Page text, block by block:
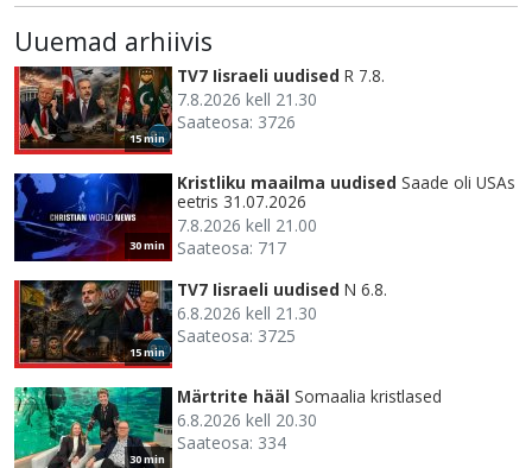
Uuemad arhiivis
15 min
TV7 Iisraeli uudised R 7.8.
7.8.2026 kell 21.30
Saateosa: 3726
30 min
Kristliku maailma uudised Saade oli USAs
eetris 31.07.2026
7.8.2026 kell 21.00
Saateosa: 717
15 min
TV7 Iisraeli uudised N 6.8.
6.8.2026 kell 21.30
Saateosa: 3725
30 min
Märtrite hääl Somaalia kristlased
6.8.2026 kell 20.30
Saateosa: 334